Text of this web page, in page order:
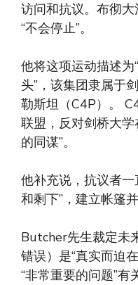
访问和抗议。布彻
“不会停止”。
他将这项运动描述
头”，该集团隶属于
勒斯坦（C4P）。
联盟，反对剑桥大
的同谋”。
他补充说，抗议者
和剩下”，建立帐篷
Butcher先生裁定未
错误）是“真实而迫
“非常重要的问题”有